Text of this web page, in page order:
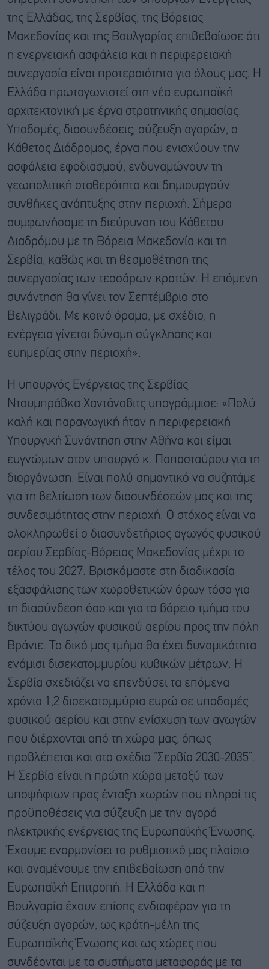
της Ελλάδας, της Σερβίας, της Βόρειας
Μακεδονίας και της Βουλγαρίας επιβεβαίωσε ότι
η ενεργειακή ασφάλεια και η περιφερειακή
συνεργασία είναι προτεραιότητα για όλους μας. Η
Ελλάδα πρωταγωνιστεί στη νέα ευρωπαϊκή
αρχιτεκτονική με έργα στρατηγικής σημασίας.
Υποδομές, διασυνδέσεις, σύζευξη αγορών, ο
Κάθετος Διάδρομος, έργα που ενισχύουν την
ασφάλεια εφοδιασμού, ενδυναμώνουν τη
γεωπολιτική σταθερότητα και δημιουργούν
συνθήκες ανάπτυξης στην περιοχή. Σήμερα
συμφωνήσαμε τη διεύρυνση του Κάθετου
Διαδρόμου με τη Βόρεια Μακεδονία και τη
Σερβία, καθώς και τη θεσμοθέτηση της
συνεργασίας των τεσσάρων κρατών. Η επόμενη
συνάντηση θα γίνει τον Σεπτέμβριο στο
Βελιγράδι. Με κοινό όραμα, με σχέδιο, η
ενέργεια γίνεται δύναμη σύγκλησης και
ευημερίας στην περιοχή».
Η υπουργός Ενέργειας της Σερβίας
Ντουμπράβκα Χαντάνοβιτς υπογράμμισε: «Πολύ
καλή και παραγωγική ήταν η περιφερειακή
Υπουργική Συνάντηση στην Αθήνα και είμαι
ευγνώμων στον υπουργό κ. Παπασταύρου για τη
διοργάνωση. Είναι πολύ σημαντικό να συζητάμε
για τη βελτίωση των διασυνδέσεών μας και της
συνδεσιμότητας στην περιοχή. Ο στόχος είναι να
ολοκληρωθεί ο διασυνδετήριος αγωγός φυσικού
αερίου Σερβίας-Βόρειας Μακεδονίας μέχρι το
τέλος του 2027. Βρισκόμαστε στη διαδικασία
εξασφάλισης των χωροθετικών όρων τόσο για
τη διασύνδεση όσο και για το βόρειο τμήμα του
δικτύου αγωγών φυσικού αερίου προς την πόλη
Βράνιε. Το δικό μας τμήμα θα έχει δυναμικότητα
ενάμισι δισεκατομμυρίου κυβικών μέτρων. Η
Σερβία σχεδιάζει να επενδύσει τα επόμενα
χρόνια 1,2 δισεκατομμύρια ευρώ σε υποδομές
φυσικού αερίου και στην ενίσχυση των αγωγών
που διέρχονται από τη χώρα μας, όπως
προβλέπεται και στο σχέδιο “Σερβία 2030-2035”.
Η Σερβία είναι η πρώτη χώρα μεταξύ των
υποψήφιων προς ένταξη χωρών που πληροί τις
προϋποθέσεις για σύζευξη με την αγορά
ηλεκτρικής ενέργειας της Ευρωπαϊκής Ένωσης.
Έχουμε εναρμονίσει το ρυθμιστικό μας πλαίσιο
και αναμένουμε την επιβεβαίωση από την
Ευρωπαϊκή Επιτροπή. Η Ελλάδα και η
Βουλγαρία έχουν επίσης ενδιαφέρον για τη
σύζευξη αγορών, ως κράτη-μέλη της
Ευρωπαϊκής Ένωσης και ως χώρες που
συνδέονται με τα συστήματα μεταφοράς με τα